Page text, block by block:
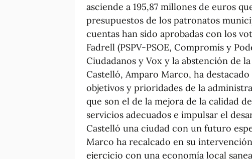
asciende a 195,87 millones de euros
presupuestos de los patronatos
cuentas han sido aprobadas con los
Fadrell (PSPV-PSOE, Compromís y
Ciudadanos y Vox y la abstención de
Castelló, Amparo Marco, ha
objetivos y prioridades de la
que son el de la mejora de la calidad
servicios adecuados e impulsar el
Castelló una ciudad con un futuro
Marco ha recalcado en su
ejercicio con una economía local